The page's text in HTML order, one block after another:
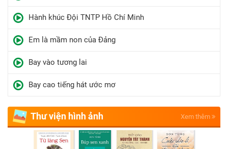
Hành khúc Đội TNTP Hồ Chí Minh
Em là mầm non của Đảng
Bay vào tương lai
Bay cao tiếng hát ước mơ
Thư viện hình ảnh Xem thêm